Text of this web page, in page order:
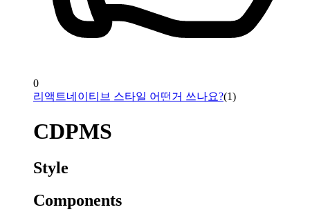
0
리액트네이티브 스타일 어떤거 쓰나요?(1)
CDPMS
Style
Components